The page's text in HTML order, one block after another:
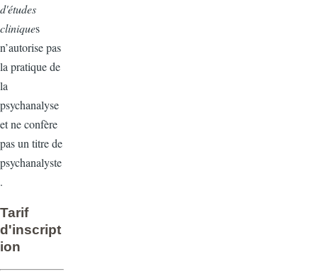
d'études
cliniques
n’autorise pas
la pratique de
la
psychanalyse
et ne confère
pas un titre de
psychanalyste
.
Tarif
d'inscript
ion